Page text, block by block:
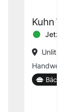
Kuhn´s
Jetzt
Handwerk